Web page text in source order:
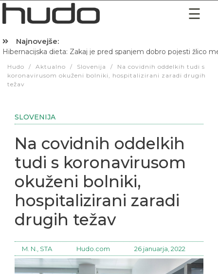
Najnovejše:
Hibernacijska dieta: Zakaj je pred spanjem dobro pojesti žlico
Hudo / Aktualno / Slovenija /
Na covidnih oddelkih tudi s
koronavirusom okuženi bolniki, hospitalizirani zaradi drugih
težav
SLOVENIJA
Na covidnih oddelkih
tudi s koronavirusom
okuženi bolniki,
hospitalizirani zaradi
drugih težav
M. N., STA Hudo.com 26 januarja, 2022